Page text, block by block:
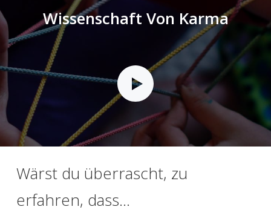
Wissenschaft Von Karma
Wärst du überrascht, zu
erfahren, dass...